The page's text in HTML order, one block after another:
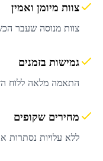
צוות מיומן ואמין
צוות מנוסה שעבר
גמישות בזמנים
התאמה מלאה ללוח
מחירים שקופים
ללא עלויות נסתרות